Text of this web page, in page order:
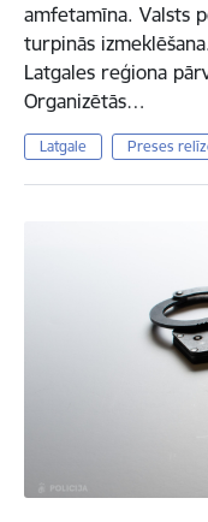
amfetamīna. Valsts
turpinās
Latgales reģiona
Organizētās…
Latgale Preses